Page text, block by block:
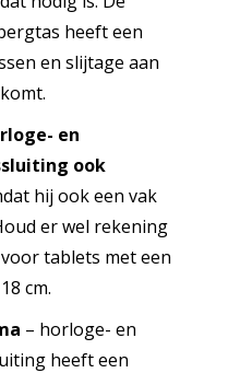
heeft een
en slijtage aan
en
ook
hij ook een vak
er wel rekening
tablets met een
cm.
– horloge- en
heeft een